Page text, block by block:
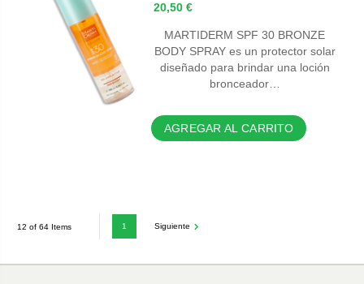
20,50 €
MARTIDERM SPF 30 BRONZE
BODY SPRAY es un protector solar
diseñado para brindar una loción
bronceador…
AGREGAR AL CARRITO
12 of 64 Items 1 Siguiente